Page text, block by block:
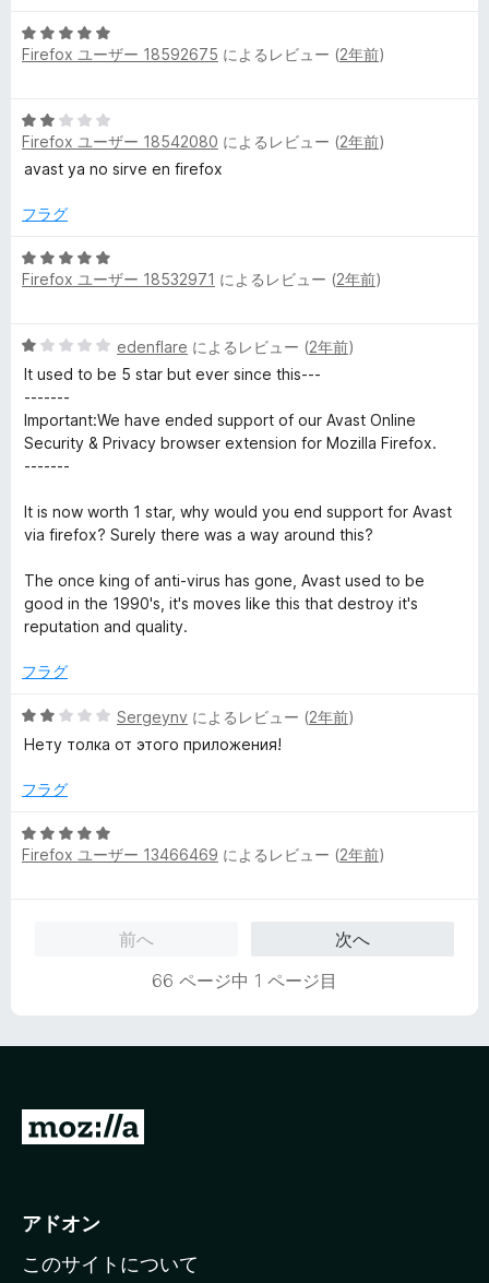
価
5
の
5
段
5
の
評
Firefox ユーザー 18592675 によるレビュー (2年前)
5
段
階
2
評
価
Firefox ユーザー 18542080 によるレビュー (2年前)
avast ya no sirve en firefox
フラグ
5
段
5
の
評
価
Firefox ユーザー 18532971 によるレビュー (2年前)
5
段
中
1
価
edenflare によるレビュー (2年前)
It used to be 5 star but ever since this---
-------
Important:We have ended support of our Avast Online
Security & Privacy browser extension for Mozilla Firefox.
-------
It is now worth 1 star, why would you end support for Avast
via firefox? Surely there was a way around this?
The once king of anti-virus has gone, Avast used to be
good in the 1990's, it's moves like this that destroy it's
reputation and quality.
フラグ
5
段
中
の
評
Sergeynv によるレビュー (2年前)
Нету толка от этого приложения!
フラグ
5
段
Firefox ユーザー 13466469 によるレビュー (2年前)
前へ
次へ
66 ページ中 1 ページ目
M
i
l
アドオン
このサイトについて